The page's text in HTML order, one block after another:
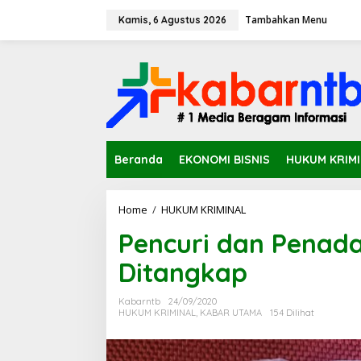
Kamis, 6 Agustus 2026 Tambahkan Menu
Beranda EKONOMI BISNIS HUKUM
Home / HUKUM KRIMINAL
n
c
r
d
n
P
Pencuri dan
Ditangkap
Kabarntb
24/09/2020
HUKUM KRIMINAL, KABAR UTAMA 154 Dilihat